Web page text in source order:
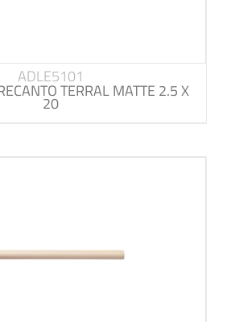
ADLE5101
TERRAL MATTE 2.5 X
20